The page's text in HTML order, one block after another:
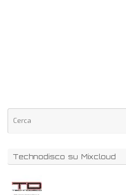
Technodisco su Mixcloud